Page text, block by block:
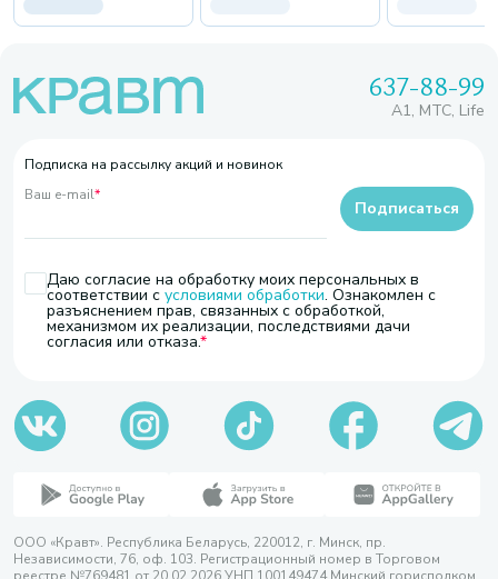
637-88-99
A1, МТС, Life
Подписка на рассылку акций и новинок
Ваш e-mail*
Даю согласие на обработку моих персональных в
соответствии с условиями обработки. Ознакомлен с
разъяснением прав, связанных с обработкой,
механизмом их реализации, последствиями дачи
согласия или отказа.
Подписаться
ООО «Кравт». Республика Беларусь, 220012, г. Минск, пр.
Независимости, 76, оф. 103. Регистрационный номер в Торговом